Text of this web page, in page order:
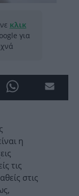
κλικ
για
η
τις
στις